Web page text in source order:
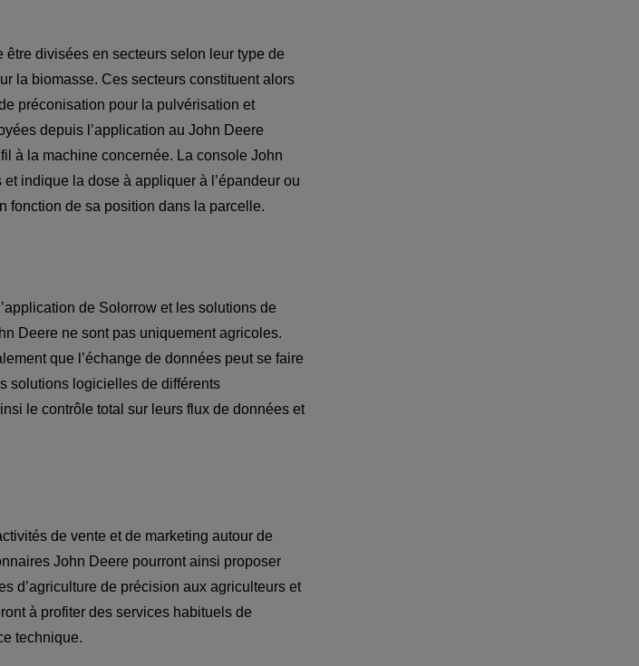
divisées en secteurs selon leur type de
la biomasse. Ces secteurs constituent alors
préconisation pour la pulvérisation et
depuis l’application au John Deere
à la machine concernée. La console John
indique la dose à appliquer à l’épandeur ou
de Solorrow et les solutions de
Deere ne sont pas uniquement agricoles.
que l’échange de données peut se faire
solutions logicielles de différents
le contrôle total sur leurs flux de données et
de vente et de marketing autour de
John Deere pourront ainsi proposer
d’agriculture de précision aux agriculteurs et
à profiter des services habituels de
technique.